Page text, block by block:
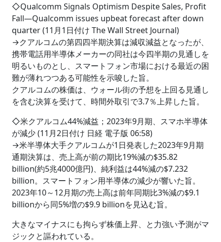
◇Qualcomm Signals Optimism Despite Sales, Profit
Fall―Qualcomm issues upbeat forecast after down
quarter (11月1日付け The Wall Street Journal)
→クアルコムの第四四半期決算は減収減益となったが、
携帯電話用半導体メーカーの同社は今四半期の見通しを
明るいものとし、スマートフォン市場における最近の困
難が薄れつつある可能性を示唆した旨。
クアルコムの株価は、ウォール街の予想を上回る見通し
を含む決算を受けて、時間外取引で3.7％上昇した旨。
◇米クアルコム44%減益；2023年9月期、スマホ半導体
が減少 (11月2日付け 日経 電子版 06:58)
→米半導体大手クアルコムが1日発表した2023年9月期
通期決算は、売上高が前の期比19%減の$35.82
billion(約5兆4000億円)、純利益は44%減の$7.232
billion。スマートフォン用半導体の減少が響いた旨。
2023年10～12月期の売上高は前年同期比3%減の$9.1
billionから同5%増の$9.9 billionを見込む旨。
大きなマイナスにも拘らず株価上昇、と力強い予測がマ
ジックと謳われている。